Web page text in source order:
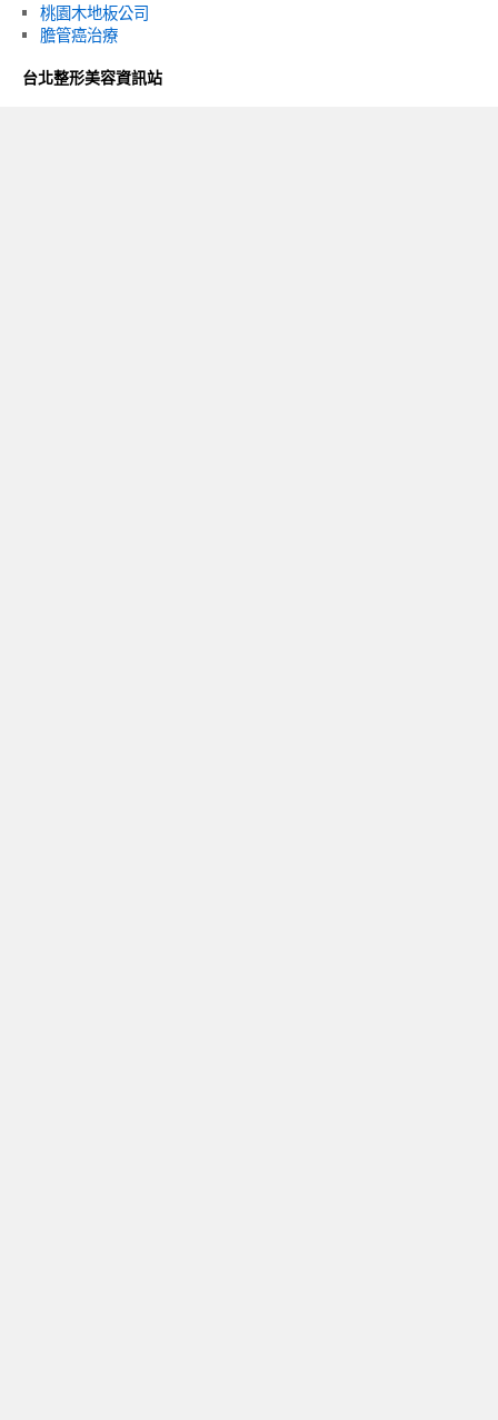
桃園木地板公司
膽管癌治療
台北整形美容資訊站